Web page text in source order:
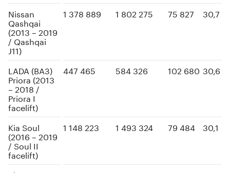
Nissan
Qashqai
(2013 – 2019
/ Qashqai
J11)
1 378 889 1 802 275 75 827 30,7
LADA (ВАЗ)
Priora (2013
– 2018 /
Priora I
facelift)
447 465 584 326 102 680 30,6
Kia Soul
(2016 – 2019
/ Soul II
facelift)
1 148 223 1 493 324 79 484 30,1